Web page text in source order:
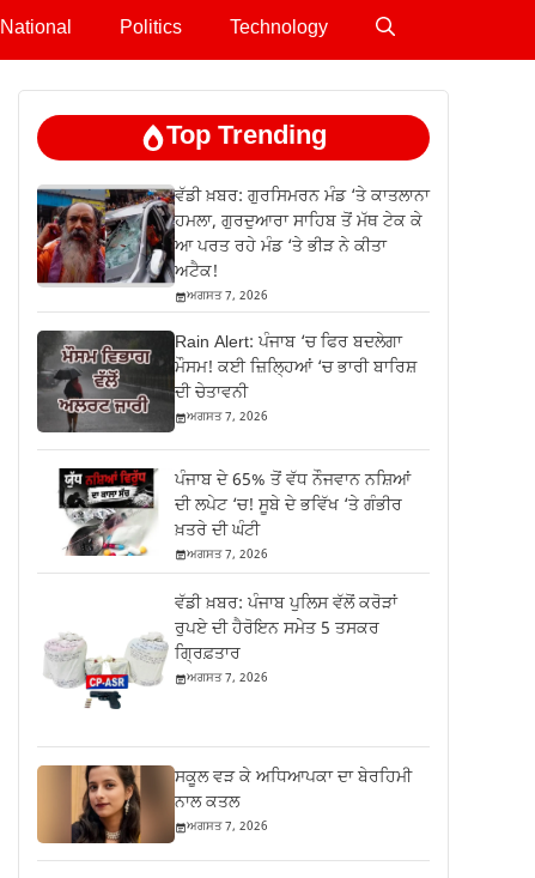
National Politics Technology
Top Trending
ਵੱਡੀ ਖ਼ਬਰ: ਗੁਰਸਿਮਰਨ ਮੰਡ ‘ਤੇ ਕਾਤਲਾਨਾ
ਹਮਲਾ, ਗੁਰਦੁਆਰਾ ਸਾਹਿਬ ਤੋਂ ਮੱਥ ਟੇਕ ਕੇ
ਆ ਪਰਤ ਰਹੇ ਮੰਡ ‘ਤੇ ਭੀੜ ਨੇ ਕੀਤਾ
ਅਟੈਕ!
ਅਗਸਤ 7, 2026
Rain Alert: ਪੰਜਾਬ ‘ਚ ਫਿਰ ਬਦਲੇਗਾ
ਮੌਸਮ! ਕਈ ਜ਼ਿਲ੍ਹਿਆਂ ‘ਚ ਭਾਰੀ ਬਾਰਿਸ਼
ਦੀ ਚੇਤਾਵਨੀ
ਅਗਸਤ 7, 2026
ਪੰਜਾਬ ਦੇ 65% ਤੋਂ ਵੱਧ ਨੌਜਵਾਨ ਨਸ਼ਿਆਂ
ਦੀ ਲਪੇਟ ‘ਚ! ਸੂਬੇ ਦੇ ਭਵਿੱਖ ‘ਤੇ ਗੰਭੀਰ
ਖ਼ਤਰੇ ਦੀ ਘੰਟੀ
ਅਗਸਤ 7, 2026
ਵੱਡੀ ਖ਼ਬਰ: ਪੰਜਾਬ ਪੁਲਿਸ ਵੱਲੋਂ ਕਰੋੜਾਂ
ਰੁਪਏ ਦੀ ਹੈਰੋਇਨ ਸਮੇਤ 5 ਤਸਕਰ
ਗ੍ਰਿਫ਼ਤਾਰ
ਅਗਸਤ 7, 2026
ਸਕੂਲ ਵੜ ਕੇ ਅਧਿਆਪਕਾ ਦਾ ਬੇਰਹਿਮੀ
ਨਾਲ ਕਤਲ
ਅਗਸਤ 7, 2026